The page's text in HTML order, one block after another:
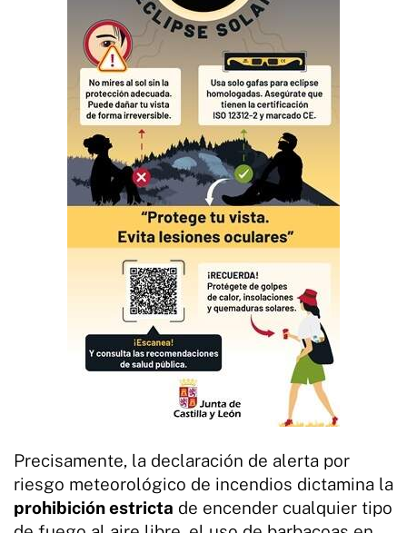
Precisamente, la declaración de alerta por
riesgo meteorológico de incendios dictamina la
prohibición estricta de encender cualquier tipo